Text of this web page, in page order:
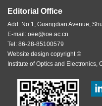
Editorial Office
Add: No.1, Guangdian Avenue,
E-mail: oee@ioe.ac.cn
Tel: 86-28-85100579
Website design copyright ©
Institute of Optics and Electronics,